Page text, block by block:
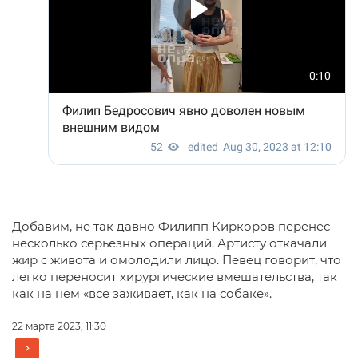
Добавим, не так давно Филипп Киркоров перенес
несколько серьезных операций. Артисту откачали
жир с живота и омолодили лицо. Певец говорит, что
легко переносит хирургические вмешательства, так
как на нем «все заживает, как на собаке».
22 марта 2023, 11:30